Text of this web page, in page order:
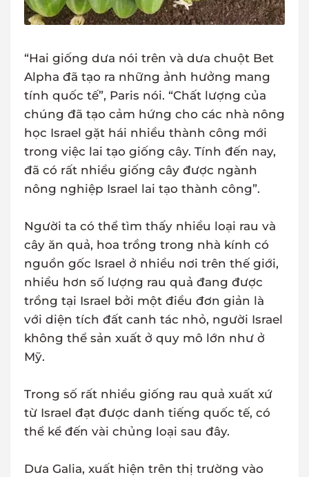
“Hai giống dưa nói trên và dưa chuột Bet
Alpha đã tạo ra những ảnh hưởng mang
tính quốc tế”, Paris nói. “Chất lượng của
chúng đã tạo cảm hứng cho các nhà nông
học Israel gặt hái nhiều thành công mới
trong việc lai tạo giống cây. Tính đến nay,
đã có rất nhiều giống cây được ngành
nông nghiệp Israel lai tạo thành công”.
Người ta có thể tìm thấy nhiều loại rau và
cây ăn quả, hoa trồng trong nhà kính có
nguồn gốc Israel ở nhiều nơi trên thế giới,
nhiều hơn số lượng rau quả đang được
trồng tại Israel bởi một điều đơn giản là
với diện tích đất canh tác nhỏ, người Israel
không thể sản xuất ở quy mô lớn như ở
Mỹ.
Trong số rất nhiều giống rau quả xuất xứ
từ Israel đạt được danh tiếng quốc tế, có
thể kể đến vài chủng loại sau đây.
Dưa Galia, xuất hiện trên thị trường vào